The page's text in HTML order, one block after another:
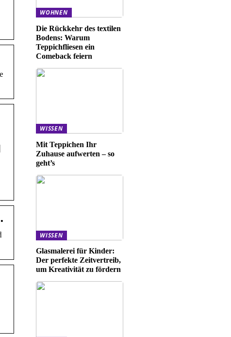
WOHNEN
Die Rückkehr des textilen
Bodens: Warum
Teppichfliesen ein
Comeback feiern
WISSEN
Mit Teppichen Ihr
Zuhause aufwerten – so
geht’s
WISSEN
Glasmalerei für Kinder:
Der perfekte Zeitvertreib,
um Kreativität zu fördern